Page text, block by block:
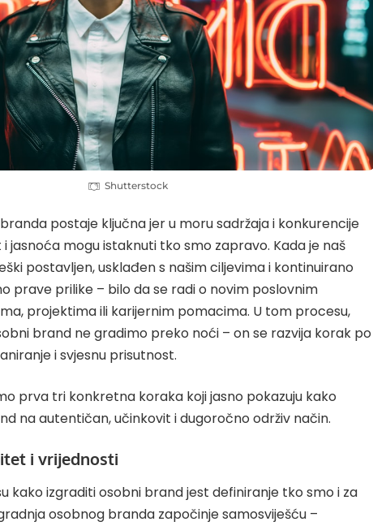
Shutterstock
postaje ključna jer u moru sadržaja i konkurencije
jasnoća mogu istaknuti tko smo zapravo. Kada je naš
postavljen, usklađen s našim ciljevima i kontinuirano
prave prilike – bilo da se radi o novim poslovnim
projektima ili karijernim pomacima. U tom procesu,
brand ne gradimo preko noći – on se razvija korak po
i svjesnu prisutnost.
prva tri konkretna koraka koji jasno pokazuju kako
na autentičan, učinkovit i dugoročno održiv način.
i vrijednosti
kako izgraditi osobni brand jest definiranje tko smo i za
osobnog branda započinje samosviješću –